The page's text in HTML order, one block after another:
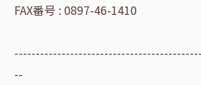
FAX番号 : 0897-46-1410
--